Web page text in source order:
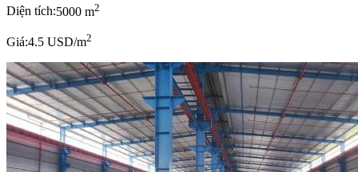
Diện tích:5000 m2
Giá:4.5 USD/m2